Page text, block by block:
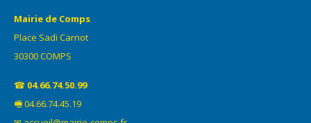
Mairie de Comps
Place Sadi Carnot
30300 COMPS
☎ 04.66.74.50.99
🖷 04.66.74.45.19